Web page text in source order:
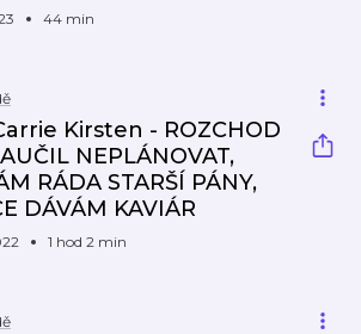
44 min
Kirsten - ROZCHOD
NEPLÁNOVAT,
RÁDA STARŠÍ PÁNY,
DÁVÁM KAVIÁR
1 hod 2 min